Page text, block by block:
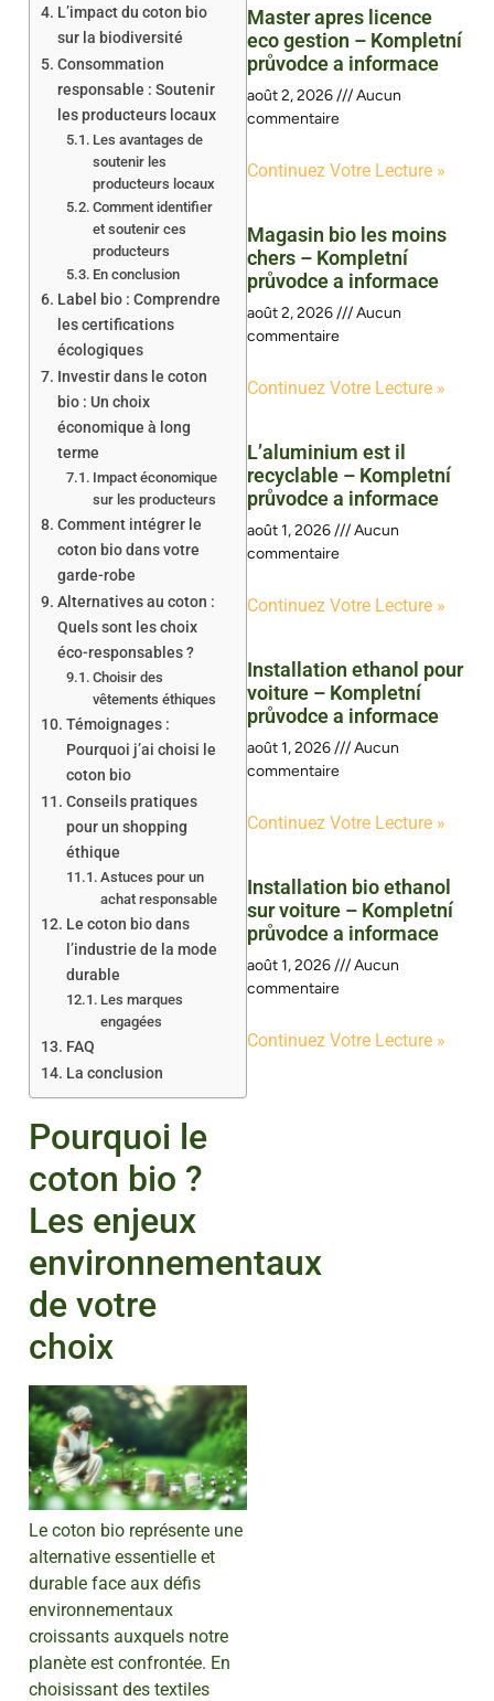
L’impact du coton bio
sur la biodiversité
Consommation
responsable : Soutenir
les producteurs locaux
Les avantages de
soutenir les
producteurs locaux
Comment identifier
et soutenir ces
producteurs
En conclusion
Label bio : Comprendre
les certifications
écologiques
Investir dans le coton
bio : Un choix
économique à long
terme
Impact économique
sur les producteurs
Comment intégrer le
coton bio dans votre
garde-robe
Alternatives au coton :
Quels sont les choix
éco-responsables ?
Choisir des
vêtements éthiques
Témoignages :
Pourquoi j’ai choisi le
coton bio
Conseils pratiques
pour un shopping
éthique
Astuces pour un
achat responsable
Le coton bio dans
l’industrie de la mode
durable
Les marques
engagées
FAQ
La conclusion
Pourquoi le
coton bio ?
Les enjeux
environnementaux
de votre
choix
Le coton bio représente une
alternative essentielle et
durable face aux défis
environnementaux
croissants auxquels notre
planète est confrontée. En
choisissant des textiles
Master apres licence
eco gestion – Kompletní
průvodce a informace
août 2, 2026
Aucun
commentaire
Continuez Votre Lecture »
Magasin bio les moins
chers – Kompletní
průvodce a informace
août 2, 2026
Aucun
commentaire
Continuez Votre Lecture »
L’aluminium est il
recyclable – Kompletní
průvodce a informace
août 1, 2026
Aucun
commentaire
Continuez Votre Lecture »
Installation ethanol pour
voiture – Kompletní
průvodce a informace
août 1, 2026
Aucun
commentaire
Continuez Votre Lecture »
Installation bio ethanol
sur voiture – Kompletní
průvodce a informace
août 1, 2026
Aucun
commentaire
Continuez Votre Lecture »